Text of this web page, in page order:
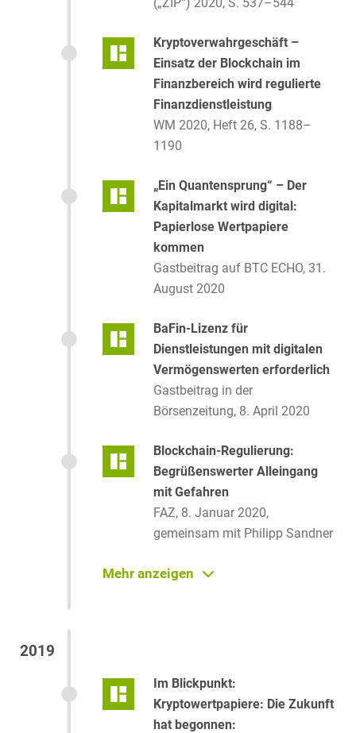
Kryptoverwahrgeschäft –
Einsatz der Blockchain im
Finanzbereich wird regulierte
Finanzdienstleistung
WM 2020, Heft 26, S. 1188–
1190
„Ein Quantensprung“ – Der
Kapitalmarkt wird digital:
Papierlose Wertpapiere
kommen
Gastbeitrag auf BTC ECHO, 31.
August 2020
BaFin-Lizenz für
Dienstleistungen mit digitalen
Vermögenswerten erforderlich
Gastbeitrag in der
Börsenzeitung, 8. April 2020
Blockchain-Regulierung:
Begrüßenswerter Alleingang
mit Gefahren
FAZ, 8. Januar 2020,
gemeinsam mit Philipp Sandner
Neue Regulierung digitaler
Sandner
Mehr anzeigen
2019
Im Blickpunkt:
Kryptowertpapiere: Die Zukunft
hat begonnen: